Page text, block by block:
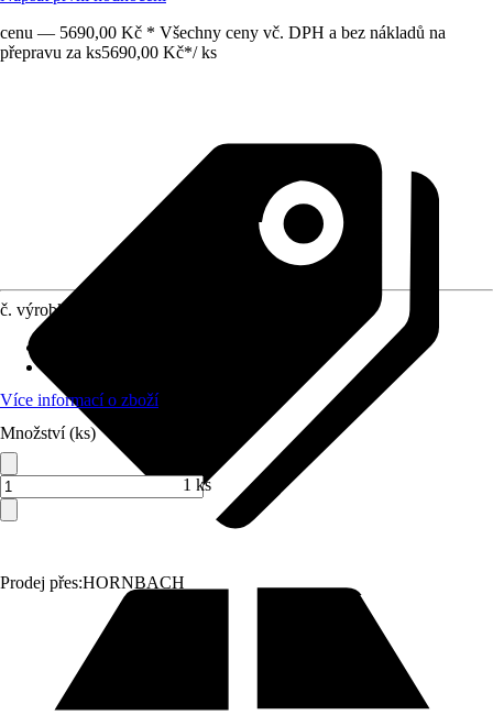
cenu — 5690,00 Kč * Všechny ceny vč. DPH a bez nákladů na
přepravu za ks5690,00 Kč*/ ks
Prodej přes:HORNBACH
č. výrobku
Více informací o zboží
Množství (ks)
1 ks